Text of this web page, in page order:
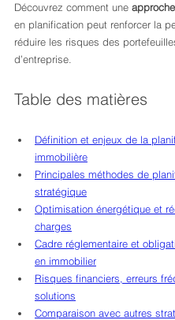
Découvrez comment une
en planification peut renforcer la
réduire les risques des
d’entreprise.
Table des matières
Définition et enjeux de la
immobilière
Principales méthodes de
stratégique
Optimisation énergétique et
charges
Cadre réglementaire et
en immobilier
Risques financiers, erreurs
solutions
Comparaison avec autres